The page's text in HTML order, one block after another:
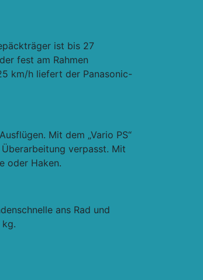
ist bis 27
fest am Rahmen
km/h liefert der Panasonic-
Mit dem „Vario PS“
verpasst. Mit
oder Haken.
ans Rad und